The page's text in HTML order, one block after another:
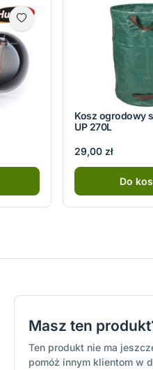
Kosz ogrodowy
UP 270L
29,00 zł
Do
Masz ten
Ten produkt nie ma
pomóż innym klientom w